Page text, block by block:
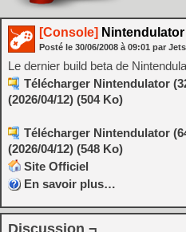
[Console] Nintendulator
Posté le 30/06/2008 à 09:01 par Jets
Le dernier build beta de
Télécharger Nintendulator
(2026/04/12) (504 Ko)
Télécharger Nintendulator
(2026/04/12) (548 Ko)
Site Officiel
En savoir plus…
Discussion ¬